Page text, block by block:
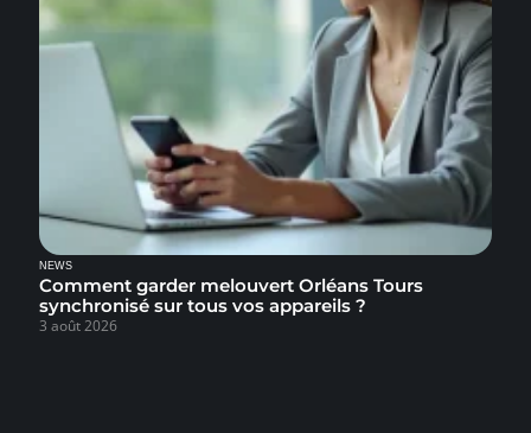
NEWS
Comment garder melouvert Orléans Tours
synchronisé sur tous vos appareils ?
3 août 2026